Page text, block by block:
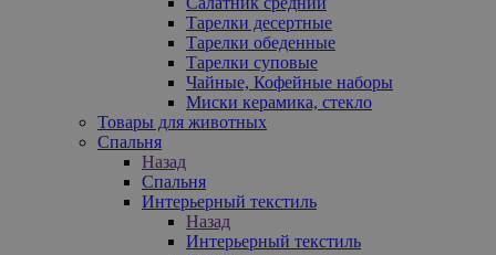
Тарелки десертные
Тарелки обеденные
Тарелки суповые
Чайные, Кофейные наборы
Миски керамика, стекло
Товары для животных
Спальня
Назад
Спальня
Интерьерный текстиль
Назад
Интерьерный текстиль